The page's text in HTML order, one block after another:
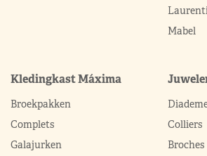
Mabel
Kledingkast Máxima
Broekpakken
Complets
Galajurken
Colliers
Broches